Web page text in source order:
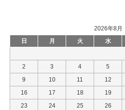
2026年8月
日
月 火 水
2
3 4 5
9
10 11 12
16
17 18 19
23
24 25 26